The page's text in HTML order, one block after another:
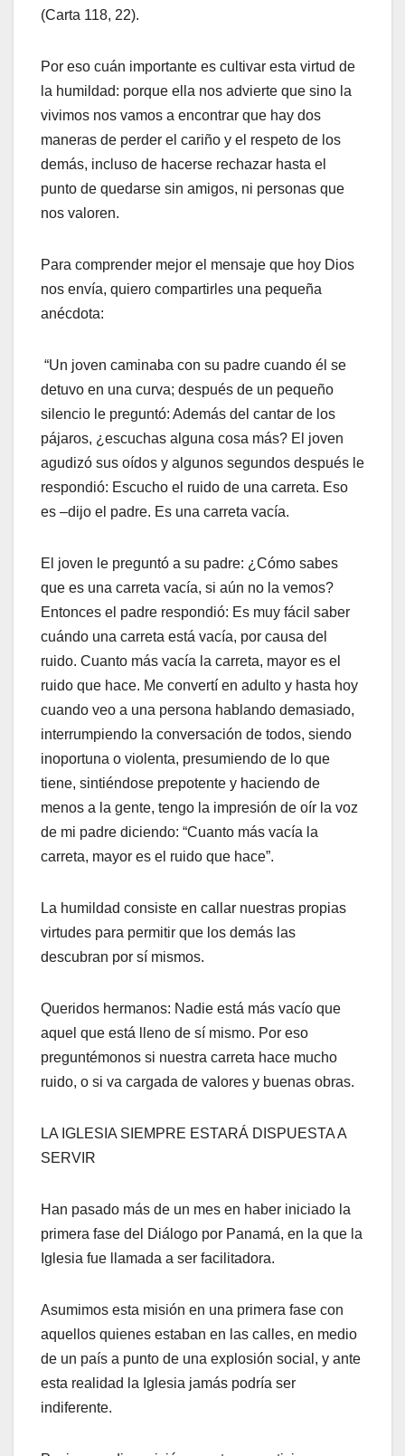
(Carta 118, 22).
Por eso cuán importante es cultivar esta virtud de
la humildad: porque ella nos advierte que sino la
vivimos nos vamos a encontrar que hay dos
maneras de perder el cariño y el respeto de los
demás, incluso de hacerse rechazar hasta el
punto de quedarse sin amigos, ni personas que
nos valoren.
Para comprender mejor el mensaje que hoy Dios
nos envía, quiero compartirles una pequeña
anécdota:
“Un joven caminaba con su padre cuando él se
detuvo en una curva; después de un pequeño
silencio le preguntó: Además del cantar de los
pájaros, ¿escuchas alguna cosa más? El joven
agudizó sus oídos y algunos segundos después le
respondió: Escucho el ruido de una carreta. Eso
es –dijo el padre. Es una carreta vacía.
El joven le preguntó a su padre: ¿Cómo sabes
que es una carreta vacía, si aún no la vemos?
Entonces el padre respondió: Es muy fácil saber
cuándo una carreta está vacía, por causa del
ruido. Cuanto más vacía la carreta, mayor es el
ruido que hace. Me convertí en adulto y hasta hoy
cuando veo a una persona hablando demasiado,
interrumpiendo la conversación de todos, siendo
inoportuna o violenta, presumiendo de lo que
tiene, sintiéndose prepotente y haciendo de
menos a la gente, tengo la impresión de oír la voz
de mi padre diciendo: “Cuanto más vacía la
carreta, mayor es el ruido que hace”.
La humildad consiste en callar nuestras propias
virtudes para permitir que los demás las
descubran por sí mismos.
Queridos hermanos: Nadie está más vacío que
aquel que está lleno de sí mismo. Por eso
preguntémonos si nuestra carreta hace mucho
ruido, o si va cargada de valores y buenas obras.
LA IGLESIA SIEMPRE ESTARÁ DISPUESTA A
SERVIR
Han pasado más de un mes en haber iniciado la
primera fase del Diálogo por Panamá, en la que la
Iglesia fue llamada a ser facilitadora.
Asumimos esta misión en una primera fase con
aquellos quienes estaban en las calles, en medio
de un país a punto de una explosión social, y ante
esta realidad la Iglesia jamás podría ser
indiferente.